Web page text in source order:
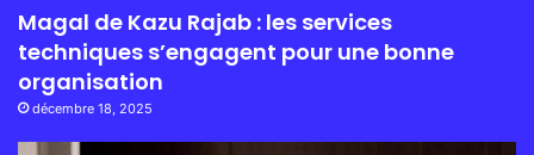
Magal de Kazu Rajab : les services
techniques s’engagent pour une bonne
organisation
décembre 18, 2025